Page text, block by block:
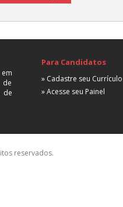
de
Para Candidatos
» Cadastre seu Currículo
» Acesse seu Painel
reservados.